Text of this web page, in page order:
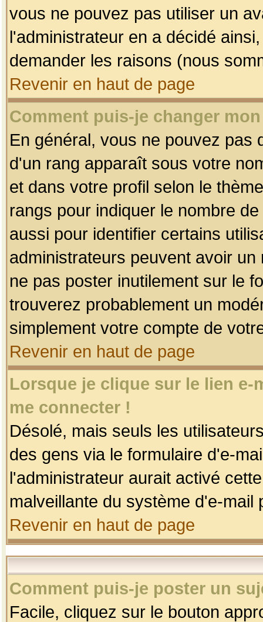
vous ne pouvez pas utiliser un
l'administrateur en a décidé
demander les raisons (nous
Revenir en haut de page
Comment puis-je changer
En général, vous ne pouvez pas
d'un rang apparaît sous votre
et dans votre profil selon le
rangs pour indiquer le nombre
aussi pour identifier certains
administrateurs peuvent avoir
ne pas poster inutilement sur le
trouverez probablement un
simplement votre compte de
Revenir en haut de page
Lorsque je clique sur le lien
me connecter !
Désolé, mais seuls les
des gens via le formulaire d'e-
l'administrateur aurait activé
malveillante du système d'e-
Revenir en haut de page
Comment puis-je poster un
Facile, cliquez sur le bouton